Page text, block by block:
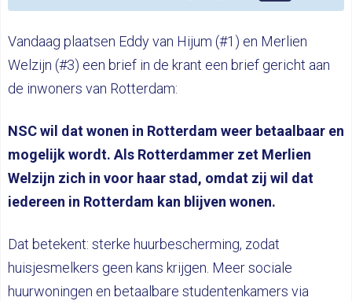
Vandaag plaatsen Eddy van Hijum (#1) en Merlien
Welzijn (#3) een brief in de krant een brief gericht aan
de inwoners van Rotterdam:
NSC wil dat wonen in Rotterdam weer betaalbaar en
mogelijk wordt. Als Rotterdammer zet Merlien
Welzijn zich in voor haar stad, omdat zij wil dat
iedereen in Rotterdam kan blijven wonen.
Dat betekent: sterke huurbescherming, zodat
huisjesmelkers geen kans krijgen. Meer sociale
huurwoningen en betaalbare studentenkamers via